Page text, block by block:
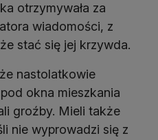
otrzymywała za
wiadomości, z
stać się jej krzywda.
nastolatkowie
okna mieszkania
groźby. Mieli także
nie wyprowadzi się z